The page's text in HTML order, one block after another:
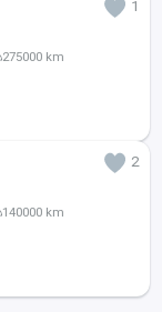
1
275000 km
2
140000 km